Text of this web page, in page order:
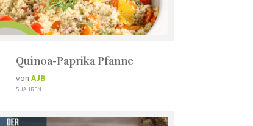
Quinoa-Paprika Pfanne
von AJB
5 JAHREN